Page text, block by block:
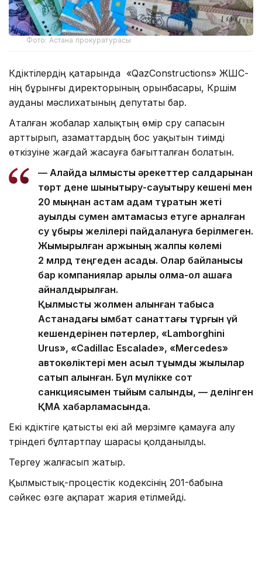
Фото: Астана прокуратурасы
Күдіктілердің қатарында «QazConstructions» ЖШС-
нің бұрынғы директорының орынбасары, Күршім
ауданы мәслихатының депутаты бар.
Аталған жобалар халықтың өмір сүру сапасын
арттырып, азаматтардың бос уақытын тиімді
өткізуіне жағдай жасауға бағытталған болатын.
— Алайда қылмыстық әрекеттер салдарынан
төрт дене шынықтыру-сауықтыру кешені мен
20 мыңнан астам адам тұратын жеті
ауылды сумен қамтамасыз етуге арналған
су құбыры желілері пайдалануға берілмеген.
Жымқырылған қаржының жалпы көлемі
2 млрд теңгеден асады. Олар байланысы
бар компаниялар арқылы қолма-қол ақшаға
айналдырылған.
Қылмыстық жолмен алынған табысқа
Астанадағы қымбат санаттағы тұрғын үй
кешендерінен пәтерлер, «Lamborghini
Urus», «Cadillac Escalade», «Mercedes»
автокөліктері мен асыл тұқымды жылқылар
сатып алынған. Бұл мүлікке сот
санкциясымен тыйым салынды, — делінген
ҚМА хабарламасында.
Екі күдіктіге қатысты екі ай мерзімге қамауға алу
түріндегі бұлтартпау шарасы қолданылды.
Тергеу жалғасып жатыр.
Қылмыстық-процестік кодексінің 201-бабына
сәйкес өзге ақпарат жария етілмейді.